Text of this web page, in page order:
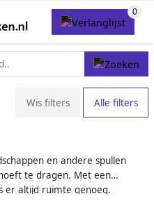
Wis filters Alle filters
en andere spullen
te dragen. Met een
er altijd ruimte genoeg.
op een stoer model voor